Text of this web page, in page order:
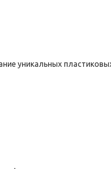
уникальных